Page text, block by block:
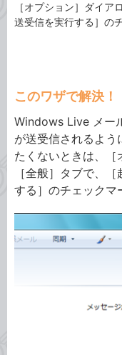
［オプション］ダイ
送受信を実行する］の
このワザで解決！
Windows Live メー
が送受信されるよう
たくないときは、
［全般］タブで、
する］のチェックマ